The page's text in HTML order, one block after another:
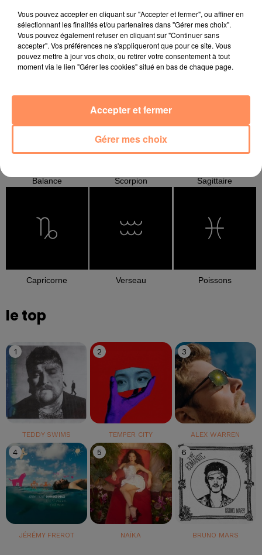
Balance Scorpion Sagittaire
Capricorne Verseau Poissons
le top
1
TEDDY SWIMS
2
TEMPER CITY
3
ALEX WARREN
4
JÉRÉMY FREROT
5
NAÏKA
6
BRUNO MARS
Vous pouvez accepter en cliquant sur "Accepter et fermer", ou affiner en
sélectionnant les finalités et/ou partenaires dans "Gérer mes choix".
Vous pouvez également refuser en cliquant sur "Continuer sans
accepter". Vos préférences ne s'appliqueront que pour ce site. Vous
pouvez mettre à jour vos choix, ou retirer votre consentement à tout
moment via le lien "Gérer les cookies" situé en bas de chaque page.
Gérer mes choix
Accepter et fermer